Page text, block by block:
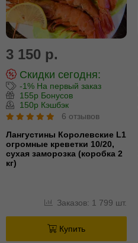
3 150 р.
Скидки сегодня:
-1% На первый заказ
155р Бонусов
150р Кэшбэк
6 отзывов
Лангустины Королевские L1
огромные креветки 10/20,
сухая заморозка (коробка 2
кг)
Заказов: 1 799 шт.
Купить